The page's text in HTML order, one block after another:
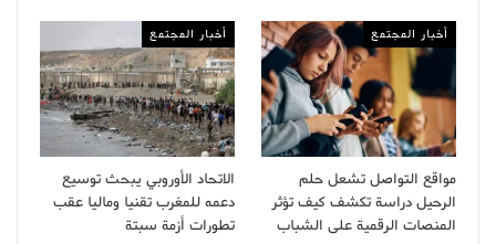
أخبار المجتمع
مواقع التواصل تشعل حلم
الرحيل دراسة تكشف كيف تؤثر
المنصات الرقمية على الشباب
أخبار المجتمع
الاتحاد الأوروبي يبحث توسيع
دعمه للمغرب تقنيا وماليا عقب
تطورات أزمة سبتة